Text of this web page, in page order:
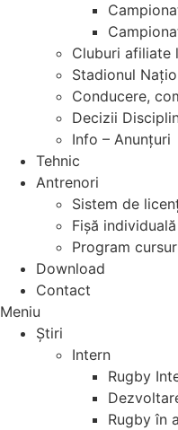
Cluburi afiliate
Stadionul
Conducere,
Decizii
Info – Anunțuri
Tehnic
Antrenori
Sistem de
Fișă
Program
Download
Contact
Meniu
Știri
Intern
Rugby
Rugby în